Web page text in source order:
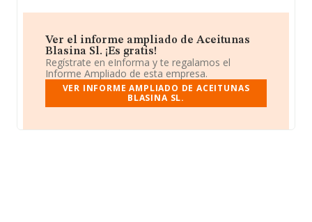
Ver el informe ampliado de Aceitunas
Blasina Sl. ¡Es gratis!
Regístrate en eInforma y te regalamos el
Informe Ampliado de esta empresa.
VER INFORME AMPLIADO DE ACEITUNAS
BLASINA SL.